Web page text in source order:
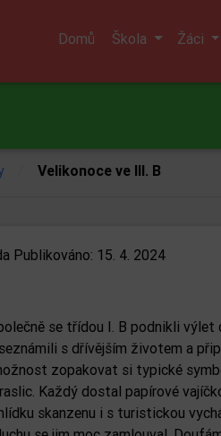
Domů Škola Žáci
Velikonoce ve III. B
Publikováno: 15. 4. 2024
se třídou I. B podnikli
s dřívějším životem a
zopakovat si typické
Každý dostal papírové
skanzenu i s turistickou